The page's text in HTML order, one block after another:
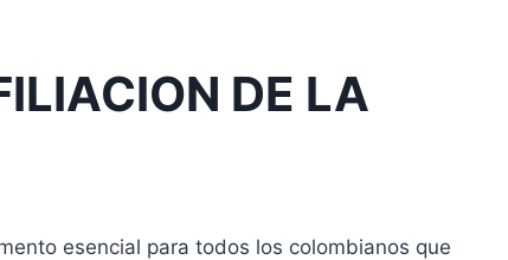
DE LA
esencial para todos los colombianos que